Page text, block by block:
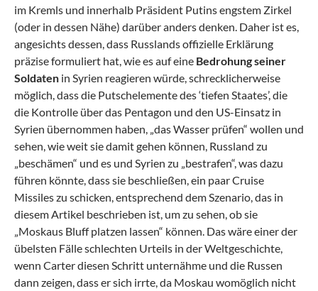
im Kremls und innerhalb Präsident Putins engstem Zirkel
(oder in dessen Nähe) darüber anders denken. Daher ist es,
angesichts dessen, dass Russlands offizielle Erklärung
präzise formuliert hat, wie es auf eine Bedrohung seiner
Soldaten in Syrien reagieren würde, schrecklicherweise
möglich, dass die Putschelemente des ‘tiefen Staates’, die
die Kontrolle über das Pentagon und den US-Einsatz in
Syrien übernommen haben, „das Wasser prüfen“ wollen und
sehen, wie weit sie damit gehen können, Russland zu
„beschämen“ und es und Syrien zu „bestrafen“, was dazu
führen könnte, dass sie beschließen, ein paar Cruise
Missiles zu schicken, entsprechend dem Szenario, das in
diesem Artikel beschrieben ist, um zu sehen, ob sie
„Moskaus Bluff platzen lassen“ können. Das wäre einer der
übelsten Fälle schlechten Urteils in der Weltgeschichte,
wenn Carter diesen Schritt unternähme und die Russen
dann zeigen, dass er sich irrte, da Moskau womöglich nicht